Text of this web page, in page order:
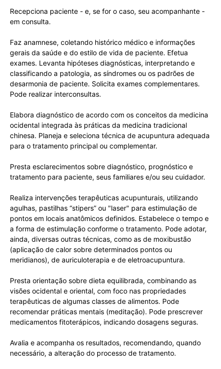
Recepciona paciente - e, se for o caso, seu acompanhante -
em consulta.
Faz anamnese, coletando histórico médico e informações
gerais da saúde e do estilo de vida de paciente. Efetua
exames. Levanta hipóteses diagnósticas, interpretando e
classificando a patologia, as síndromes ou os padrões de
desarmonia de paciente. Solicita exames complementares.
Pode realizar interconsultas.
Elabora diagnóstico de acordo com os conceitos da medicina
ocidental integrada às práticas da medicina tradicional
chinesa. Planeja e seleciona técnica de acupuntura adequada
para o tratamento principal ou complementar.
Presta esclarecimentos sobre diagnóstico, prognóstico e
tratamento para paciente, seus familiares e/ou seu cuidador.
Realiza intervenções terapêuticas acupunturais, utilizando
agulhas, pastilhas “stipers” ou "laser" para estimulação de
pontos em locais anatômicos definidos. Estabelece o tempo e
a forma de estimulação conforme o tratamento. Pode adotar,
ainda, diversas outras técnicas, como as de moxibustão
(aplicação de calor sobre determinados pontos ou
meridianos), de auriculoterapia e de eletroacupuntura.
Presta orientação sobre dieta equilibrada, combinando as
visões ocidental e oriental, com foco nas propriedades
terapêuticas de algumas classes de alimentos. Pode
recomendar práticas mentais (meditação). Pode prescrever
medicamentos fitoterápicos, indicando dosagens seguras.
Avalia e acompanha os resultados, recomendando, quando
necessário, a alteração do processo de tratamento.